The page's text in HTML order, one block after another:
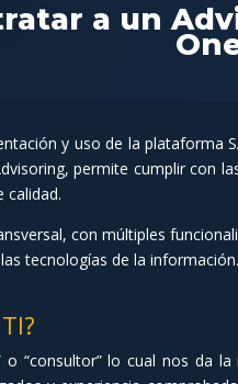
a un
y uso de la
permite cumplir con
calidad.
con múltiples
tecnologías de la
“consultor” lo cual nos da